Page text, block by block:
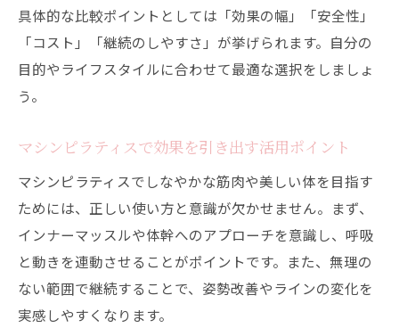
具体的な比較ポイントとしては「効果の幅」「安全性」
「コスト」「継続のしやすさ」が挙げられます。自分の
目的やライフスタイルに合わせて最適な選択をしましょ
う。
マシンピラティスで効果を引き出す活用ポイント
マシンピラティスでしなやかな筋肉や美しい体を目指す
ためには、正しい使い方と意識が欠かせません。まず、
インナーマッスルや体幹へのアプローチを意識し、呼吸
と動きを連動させることがポイントです。また、無理の
ない範囲で継続することで、姿勢改善やラインの変化を
実感しやすくなります。